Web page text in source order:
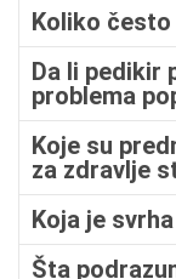
Koliko
Da li pedikir
problema
Koje su
za zdravlje
Koja je
Šta